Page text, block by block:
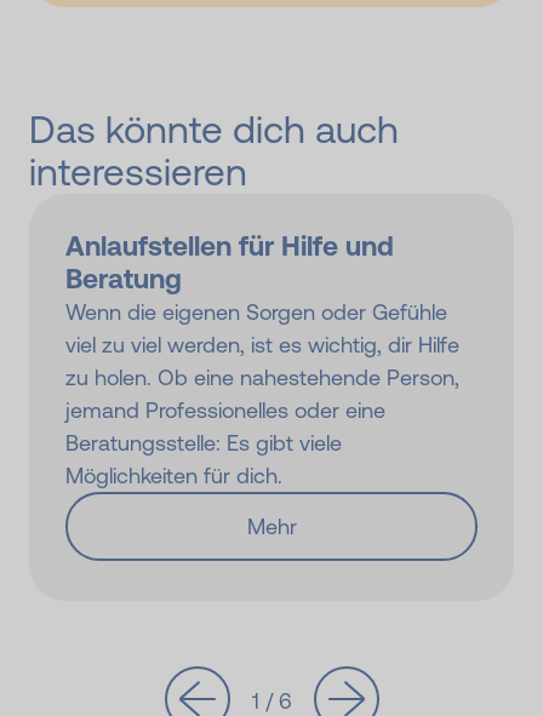
Das könnte dich auch
interessieren
Anlaufstellen für Hilfe und
Beratung
Wenn die eigenen Sorgen oder Gefühle
viel zu viel werden, ist es wichtig, dir Hilfe
zu holen. Ob eine nahestehende Person,
jemand Professionelles oder eine
Beratungsstelle: Es gibt viele
Möglichkeiten für dich.
Mehr
1 / 6